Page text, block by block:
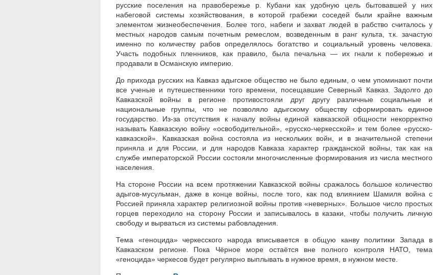
русские поселения на правобережье р. Кубани как удобную цель бытовавшей у них
набеговой системы хозяйствования, в которой грабежи соседей были крайне важным
элементом жизнеобеспечения. Более того, набеги и захват людей в рабство считалось у
местных народов самым почетным ремеслом, возведенным в ранг культа, т.к. зачастую
именно по количеству рабов определялось богатство и социальный уровень человека.
Участь подобных пленников, как правило, была печальна — их гнали к побережью и
продавали в Османскую империю.
До прихода русских на Кавказ адыгское общество не было единым, о чем упоминают почти
все ученые и путешественники того времени, посещавшие Северный Кавказ. Задолго до
Кавказской войны в регионе противостояли друг другу различные социальные и
национальные группы, что не позволяло адыгскому обществу сформировать единое
государство. Из-за отсутствия к началу войны единой кавказской общности некорректно
называть Кавказскую войну «освободительной», «русско-черкесской» и тем более «русско-
кавказской». Кавказская война состояла из нескольких войн, и в значительной степени
приняла и для России, и для народов Кавказа характер гражданской войны, так как на
службе императорской России состояли многочисленные формирования из числа местного
населения.
На стороне России на всем протяжении Кавказской войны сражалось большое количество
адыгов-мусульман, даже в конце войны, после того, как под влиянием Шамиля война с
Россией приняла характер религиозной войны против «неверных». Большое число простых
горцев переходило на сторону России и записывалось в казаки, чтобы получить личную
свободу и вырваться из системы рабовладения.
Тема «геноцида» черкесского народа вписывается в общую канву политики Запада в
Кавказском регионе. Пока Чёрное море остаётся вне полного контроля НАТО, тема
«геноцида» черкесов будет регулярно выплывать в нужное время, в нужном месте.